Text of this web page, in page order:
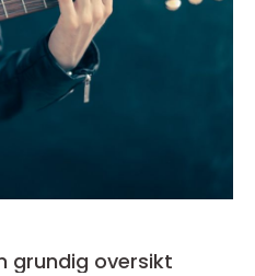
lyd på iPhone En grundig oversikt